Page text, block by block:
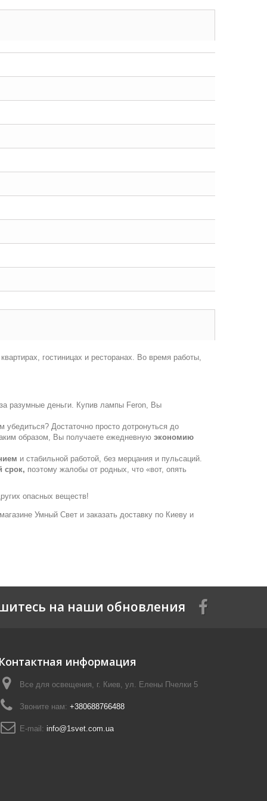
гостиницах и ресторанах. Во время работы,
разумные деньги. Купив лампы Feron, Вы
Достаточно просто дотронуться до
образом, Вы получаете ежедневную экономию
и стабильной работой, без мерцания и пульсаций.
срок, поэтому жалобы от родных, что «вот, опять
опасных веществ!
Умный Свет и заказать доставку по Киеву и
на наши обновления
Контактная информация
Все для освещения, г. Киев, ул. Елены Пчелки 5
Звоните нам: +380688766488
E-mail: info@1svet.com.ua